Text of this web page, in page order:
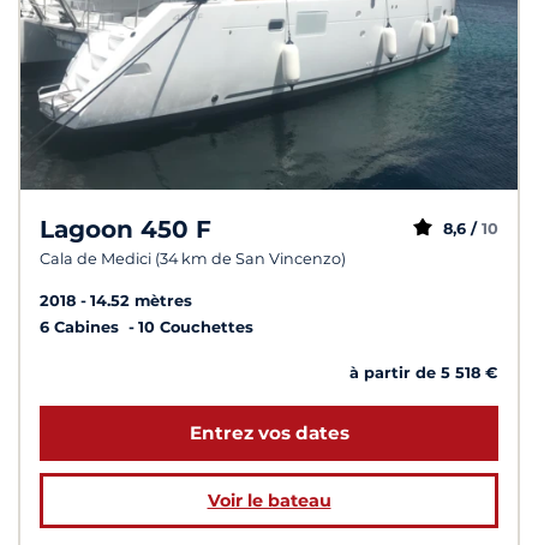
Lagoon 450 F
Cala de Medici (34 km de San Vincenzo)
8,6 / 10
2018
14.52 mètres
6 Cabines
10 Couchettes
à partir de 5 518 €
Entrez vos dates
Voir le bateau